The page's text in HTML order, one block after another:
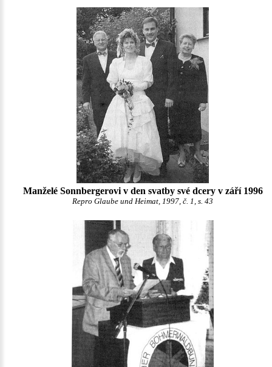
Manželé Sonnbergerovi v den svatby své dcery v září 1996
Repro Glaube und Heimat, 1997, č. 1, s. 43